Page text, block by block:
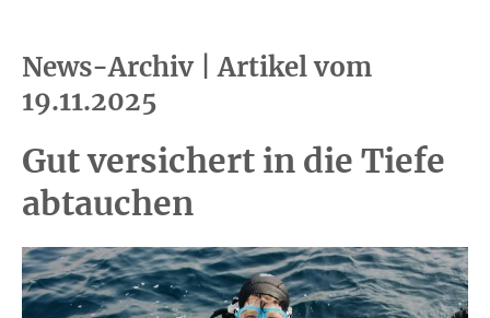
News-Archiv | Artikel vom
19.11.2025
Gut versichert in die Tiefe
abtauchen